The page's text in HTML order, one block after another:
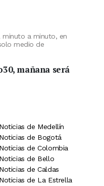
minuto a minuto, en
medio de
mañana será
Noticias de Medellín
Noticias de Bogotá
Noticias de Colombia
Noticias de Bello
Noticias de Caldas
Noticias de La Estrella